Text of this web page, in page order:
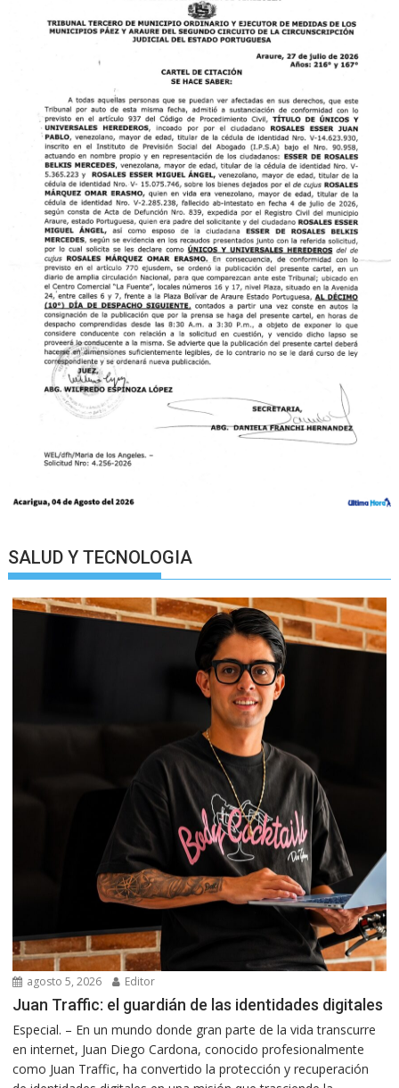
SALUD Y TECNOLOGIA
agosto 5, 2026 Editor
Juan Traffic: el guardián de las identidades digitales
Especial. – En un mundo donde gran parte de la vida transcurre
en internet, Juan Diego Cardona, conocido profesionalmente
como Juan Traffic, ha convertido la protección y recuperación